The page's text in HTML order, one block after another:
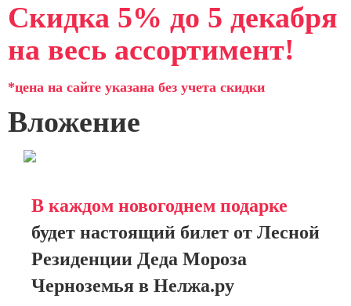
Скидка 5% до 5 декабря
на весь ассортимент!
*цена на сайте указана без учета скидки
Вложение
В каждом новогоднем подарке
будет настоящий билет от Лесной
Резиденции Деда Мороза
Черноземья в Нелжа.ру